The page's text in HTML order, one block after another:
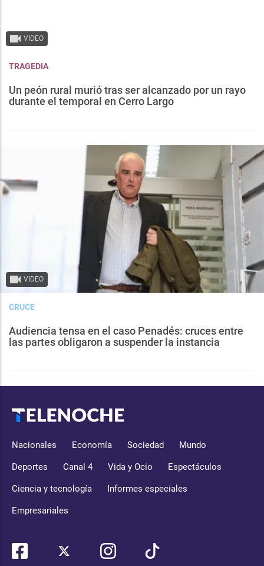
VIDEO
TRAGEDIA
Un peón rural murió tras ser alcanzado por un rayo
durante el temporal en Cerro Largo
VIDEO
CRUCE
Audiencia tensa en el caso Penadés: cruces entre
las partes obligaron a suspender la instancia
Nacionales Economía Sociedad Mundo
Deportes Canal 4 Vida y Ocio Espectáculos
Ciencia y tecnología Informes especiales
Empresariales